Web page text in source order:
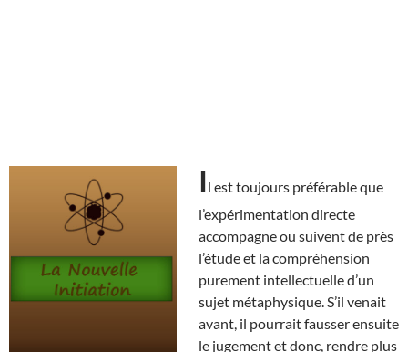
Il est toujours préférable que
l’expérimentation directe
accompagne ou suivent de près
l’étude et la compréhension
purement intellectuelle d’un
sujet métaphysique. S’il venait
avant, il pourrait fausser ensuite
le jugement et donc, rendre plus